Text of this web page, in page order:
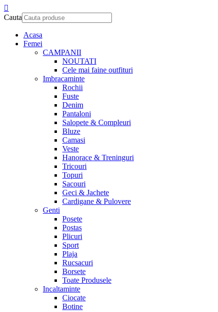
Cauta
Acasa
Femei
CAMPANII
NOUTATI
Cele mai faine outfituri
Imbracaminte
Rochii
Fuste
Denim
Pantaloni
Salopete & Compleuri
Bluze
Camasi
Veste
Hanorace & Treninguri
Tricouri
Topuri
Sacouri
Geci & Jachete
Cardigane & Pulovere
Genti
Posete
Postas
Plicuri
Sport
Plaja
Rucsacuri
Borsete
Toate Produsele
Incaltaminte
Ciocate
Botine